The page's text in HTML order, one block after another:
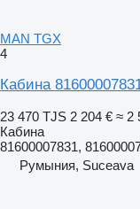
MAN TGX
4
Кабина
23 470 TJS 2 204 € ≈ 2
Кабина
81600007831,
Румыния, Suceava